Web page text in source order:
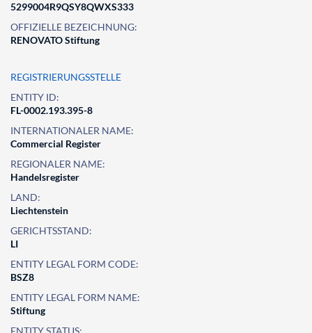
5299004R9QSY8QWXS333
OFFIZIELLE BEZEICHNUNG:
RENOVATO Stiftung
REGISTRIERUNGSSTELLE
ENTITY ID:
FL-0002.193.395-8
INTERNATIONALER NAME:
Commercial Register
REGIONALER NAME:
Handelsregister
LAND:
Liechtenstein
GERICHTSSTAND:
LI
ENTITY LEGAL FORM CODE:
BSZ8
ENTITY LEGAL FORM NAME:
Stiftung
ENTITY STATUS: